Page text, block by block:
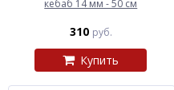
кебаб 14 мм - 50 см
310 руб.
Купить